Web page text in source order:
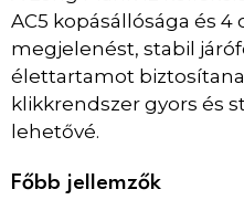
AC5 kopásállósága és
megjelenést, stabil
élettartamot
klikkrendszer gyors és
lehetővé.
Főbb jellemzők